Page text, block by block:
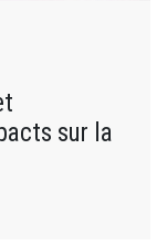
sur la